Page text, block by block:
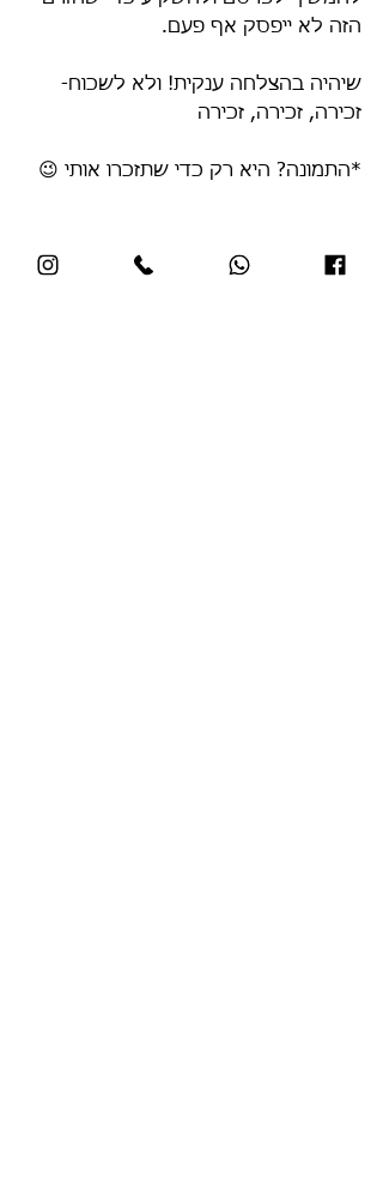
הזה לא ייפסק אף פעם.
שיהיה בהצלחה ענקית! ולא לשכוח-
זכירה, זכירה, זכירה
*התמונה? היא רק כדי שתזכרו אותי 😉